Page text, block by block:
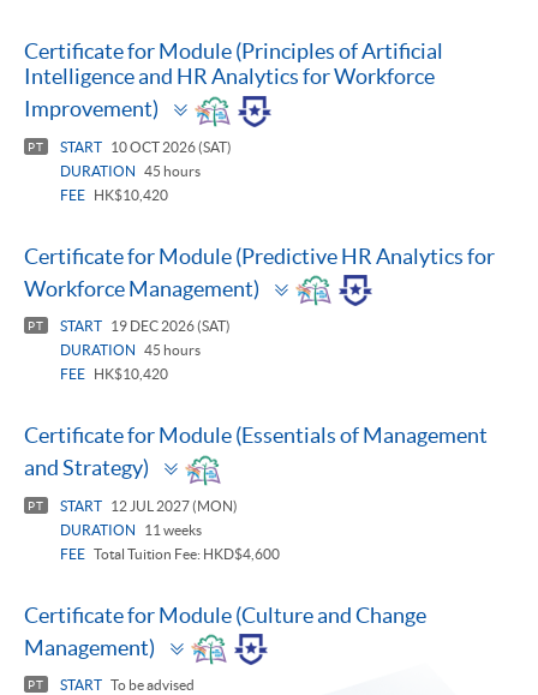
Certificate for Module (Principles of Artificial
Intelligence and HR Analytics for Workforce
Improvement)
Toggle
panel
PT START
10 OCT 2026 (SAT)
DURATION
45 hours
FEE
HK$10,420
Certificate for Module (Predictive HR Analytics for
Workforce Management)
Toggle
panel
PT START
19 DEC 2026 (SAT)
DURATION
45 hours
FEE
HK$10,420
Certificate for Module (Essentials of Management
and Strategy)
Toggle
panel
PT START
12 JUL 2027 (MON)
DURATION
11 weeks
FEE Total Tuition Fee: HKD$4,600
Certificate for Module (Culture and Change
Management)
Toggle
panel
PT START To be advised